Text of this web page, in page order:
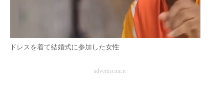
ドレスを着て結婚式に参加した女性
advertisement